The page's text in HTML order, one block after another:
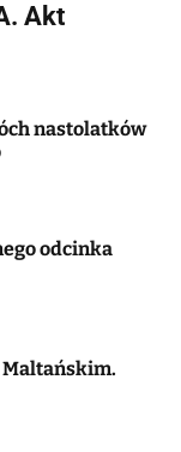
Akt
nastolatków
odcinka
Maltańskim.